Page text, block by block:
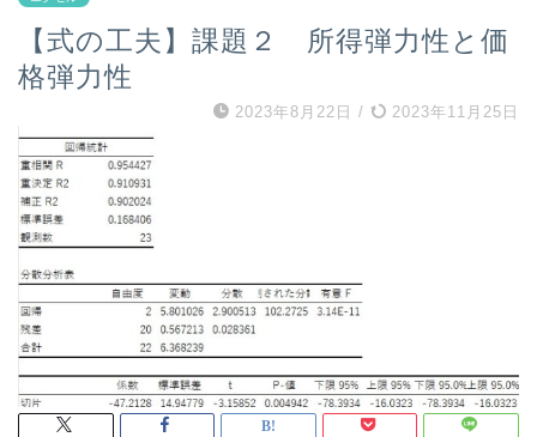
【式の工夫】課題２ 所得弾力性と価
格弾力性
2023年8月22日 / 2023年11月25日